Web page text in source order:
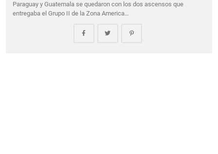
Paraguay y Guatemala se quedaron con los dos ascensos que
entregaba el Grupo II de la Zona America…